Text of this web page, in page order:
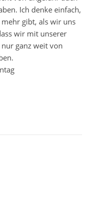
Ich denke einfach,
gibt, als wir uns
wir mit unserer
ganz weit von